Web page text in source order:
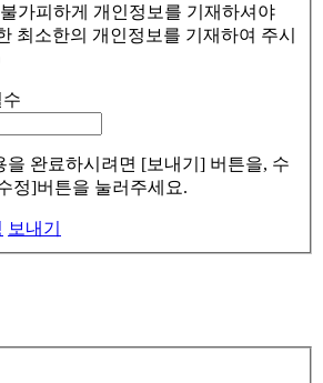
가피하게 개인정보를 기재하셔야
최소한의 개인정보를 기재하여 주시
을 완료하시려면 [보내기] 버튼을, 수
정]버튼을 눌러주세요.
보내기